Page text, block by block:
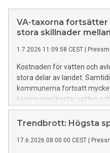
VA-taxorna
stora skillnader
1.7.2026 11:09:58 CEST
Kostnaden för vatten och
stora delar av landet.
kommunerna fortsatt
kommunen kostar vatten
än i den billigaste. Det visar
kartläggning av VA-taxorna.
Trendbrott: Högsta
17.6.2026 08:00:00 CEST